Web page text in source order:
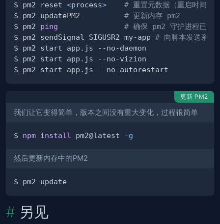
$ pm2 reset <process>
# 重置元数据（重启时间
$ pm2 updatePM2 # 更新内存 pm2
$ pm2 ping
# 确保 pm2 守护进程已经
$ pm2 sendSignal SIGUSR2 my-app # 向脚本发送系统
更新 PM2
我们让它变得简单，版本之间没有重大变化，过程很简单
$ npm install pm2@latest -g
然后更新内存中的PM2
另见